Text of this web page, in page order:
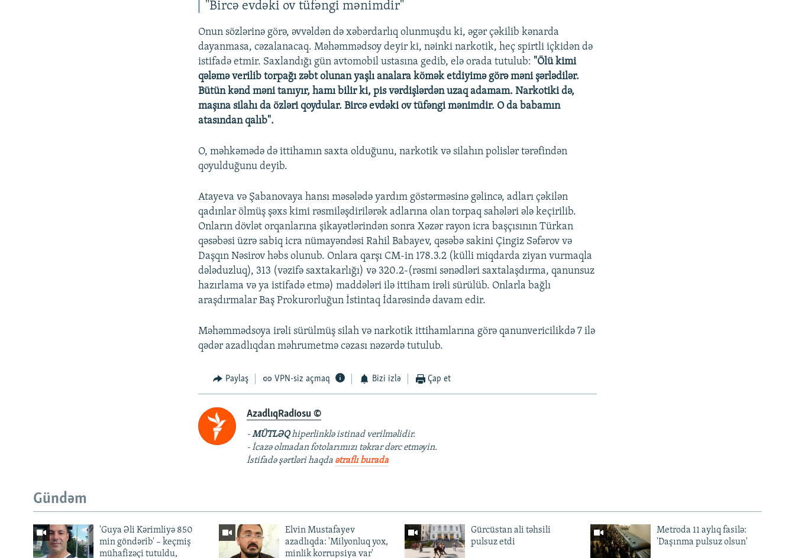
"Bircə evdəki ov tüfəngi mənimdir"
Onun sözlərinə görə, əvvəldən də xəbərdarlıq olunmuşdu ki, əgər çəkilib kənarda
dayanmasa, cəzalanacaq. Məhəmmədsoy deyir ki, nəinki narkotik, heç spirtli içkidən də
istifadə etmir. Saxlandığı gün avtomobil ustasına gedib, elə orada tutulub: "Ölü kimi
qələmə verilib torpağı zəbt olunan yaşlı analara kömək etdiyimə görə məni şərlədilər.
Bütün kənd məni tanıyır, hamı bilir ki, pis vərdişlərdən uzaq adamam. Narkotiki də,
maşına silahı da özləri qoydular. Bircə evdəki ov tüfəngi mənimdir. O da babamın
atasından qalıb".
O, məhkəmədə də ittihamın saxta olduğunu, narkotik və silahın polislər tərəfindən
qoyulduğunu deyib.
Atayeva və Şabanovaya hansı məsələdə yardım göstərməsinə gəlincə, adları çəkilən
qadınlar ölmüş şəxs kimi rəsmiləşdirilərək adlarına olan torpaq sahələri ələ keçirilib.
Onların dövlət orqanlarına şikayətlərindən sonra Xəzər rayon icra başçısının Türkan
qəsəbəsi üzrə sabiq icra nümayəndəsi Rahil Babayev, qəsəbə sakini Çingiz Səfərov və
Daşqın Nəsirov həbs olunub. Onlara qarşı CM-in 178.3.2 (külli miqdarda ziyan vurmaqla
dələduzluq), 313 (vəzifə saxtakarlığı) və 320.2-(rəsmi sənədləri saxtalaşdırma, qanunsuz
hazırlama və ya istifadə etmə) maddələri ilə ittiham irəli sürülüb. Onlarla bağlı
araşdırmalar Baş Prokurorluğun İstintaq İdarəsində davam edir.
Məhəmmədsoya irəli sürülmüş silah və narkotik ittihamlarına görə qanunvericilikdə 7 ilə
qədər azadlıqdan məhrumetmə cəzası nəzərdə tutulub.
Paylaş VPN-siz açmaq Bizi izlə Çap et
AzadlıqRadiosu ©
-MÜTLƏQhiperlinklə istinad verilməlidir.
- İcazə olmadan fotolarımızı təkrar dərc etməyin.
İstifadə şərtləri haqda ətraflı burada
Gündəm
'Guya Əli Kərimliyə 850
min göndərib' – keçmiş
mühafizəçi tutuldu,
Elvin Mustafayev
azadlıqda: 'Milyonluq yox,
minlik korrupsiya var'
Gürcüstan ali təhsili
pulsuz etdi
Metroda 11 aylıq fasilə:
'Daşınma pulsuz olsun'